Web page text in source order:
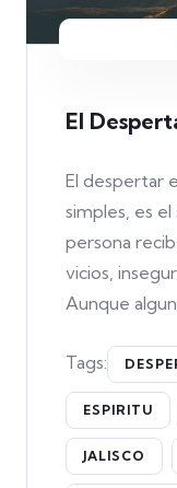
El
El despertar
simples, es
persona
vicios,
Aunque
Tags:
ESPIRITU
JALISCO